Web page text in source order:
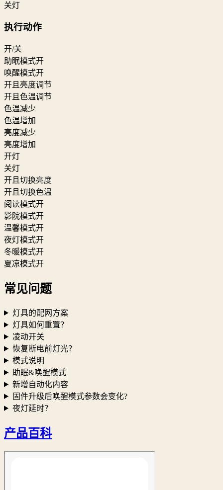
关灯
执行动作
开/关
助眠模式开
唤醒模式开
开且亮度调节
开且色温调节
色温减少
色温增加
亮度减少
亮度增加
开灯
关灯
开且切换亮度
开且切换色温
阅读模式开
影院模式开
温馨模式开
夜灯模式开
冬暖模式开
夏凉模式开
常见问题
灯具的配网方案
灯具如何重置？
凌动开关
恢复断电前灯光？
模式说明
助眠&唤醒模式
新增自动化内容
固件升级后唤醒模式参数会变化?
夜灯延时？
产品百科